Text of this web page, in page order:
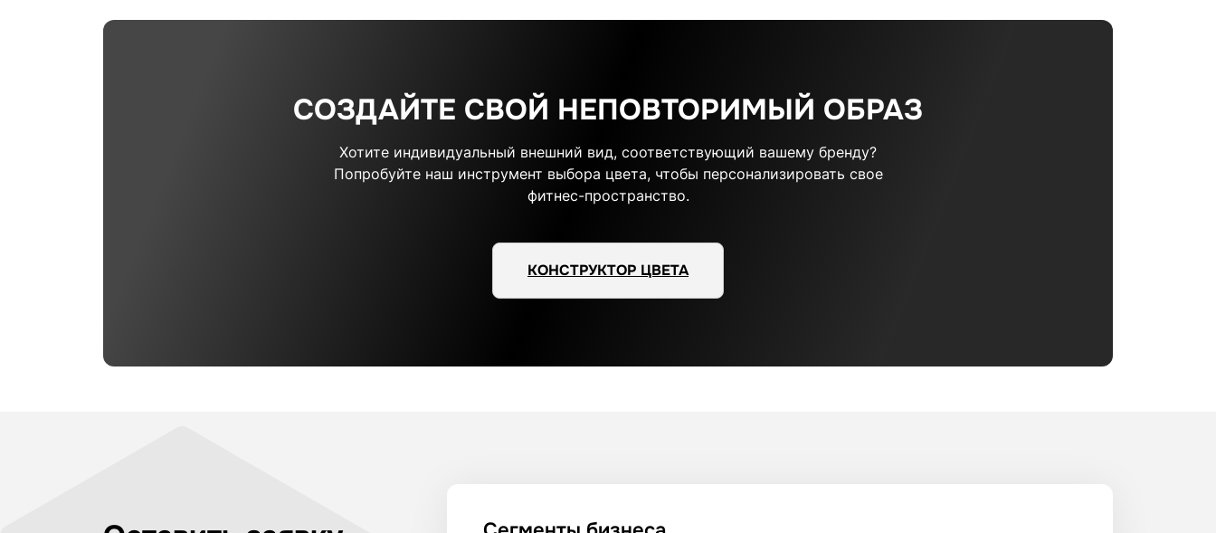
СОЗДАЙТЕ СВОЙ НЕПОВТОРИМЫЙ ОБРАЗ
Хотите индивидуальный внешний вид, соответствующий вашему бренду?
Попробуйте наш инструмент выбора цвета, чтобы персонализировать свое
фитнес-пространство.
КОНСТРУКТОР ЦВЕТА